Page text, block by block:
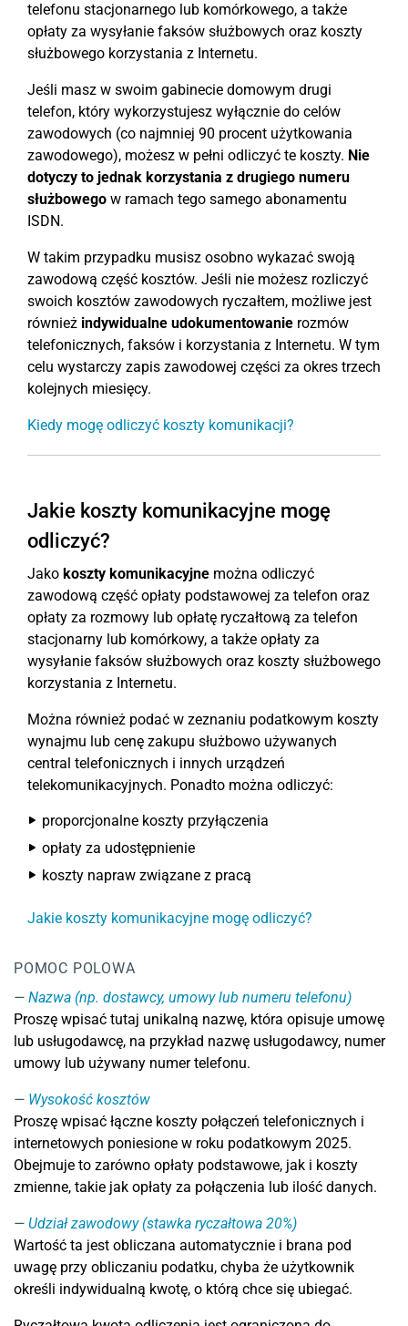
telefonu stacjonarnego lub komórkowego, a także
opłaty za wysyłanie faksów służbowych oraz koszty
służbowego korzystania z Internetu.
Jeśli masz w swoim gabinecie domowym drugi
telefon, który wykorzystujesz wyłącznie do celów
zawodowych (co najmniej 90 procent użytkowania
zawodowego), możesz w pełni odliczyć te koszty. Nie
dotyczy to jednak korzystania z drugiego numeru
służbowego w ramach tego samego abonamentu
ISDN.
W takim przypadku musisz osobno wykazać swoją
zawodową część kosztów. Jeśli nie możesz rozliczyć
swoich kosztów zawodowych ryczałtem, możliwe jest
również indywidualne udokumentowanie rozmów
telefonicznych, faksów i korzystania z Internetu. W tym
celu wystarczy zapis zawodowej części za okres trzech
kolejnych miesięcy.
Kiedy mogę odliczyć koszty komunikacji?
Jakie koszty komunikacyjne mogę
odliczyć?
Jako koszty komunikacyjne można odliczyć
zawodową część opłaty podstawowej za telefon oraz
opłaty za rozmowy lub opłatę ryczałtową za telefon
stacjonarny lub komórkowy, a także opłaty za
wysyłanie faksów służbowych oraz koszty służbowego
korzystania z Internetu.
Można również podać w zeznaniu podatkowym koszty
wynajmu lub cenę zakupu służbowo używanych
central telefonicznych i innych urządzeń
telekomunikacyjnych. Ponadto można odliczyć:
proporcjonalne koszty przyłączenia
opłaty za udostępnienie
koszty napraw związane z pracą
Jakie koszty komunikacyjne mogę odliczyć?
POMOC POLOWA
Nazwa (np. dostawcy, umowy lub numeru telefonu)
Proszę wpisać tutaj unikalną nazwę, która opisuje umowę
lub usługodawcę, na przykład nazwę usługodawcy, numer
umowy lub używany numer telefonu.
Wysokość kosztów
Proszę wpisać łączne koszty połączeń telefonicznych i
internetowych poniesione w roku podatkowym 2025.
Obejmuje to zarówno opłaty podstawowe, jak i koszty
zmienne, takie jak opłaty za połączenia lub ilość danych.
Udział zawodowy (stawka ryczałtowa 20%)
Wartość ta jest obliczana automatycznie i brana pod
uwagę przy obliczaniu podatku, chyba że użytkownik
określi indywidualną kwotę, o którą chce się ubiegać.